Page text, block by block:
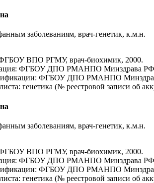
заболеваниям, врач-генетик, к.м.н.
ВПО РГМУ, врач-биохимик, 2000.
ФГБОУ ДПО РМАНПО Минздрава РФ,
ФГБОУ ДПО РМАНПО Минздрава
генетика (№ реестровой записи об
заболеваниям, врач-генетик, к.м.н.
ВПО РГМУ, врач-биохимик, 2000.
ФГБОУ ДПО РМАНПО Минздрава РФ,
ФГБОУ ДПО РМАНПО Минздрава
генетика (№ реестровой записи об